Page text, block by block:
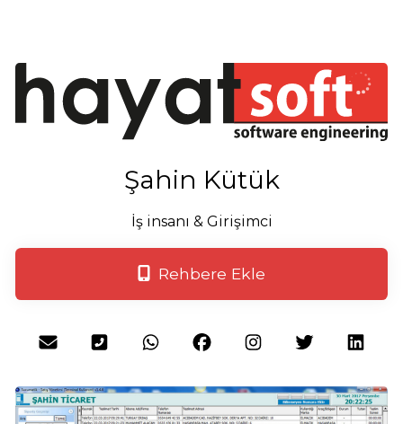
Şahin Kütük
İş insanı & Girişimci
Rehbere Ekle